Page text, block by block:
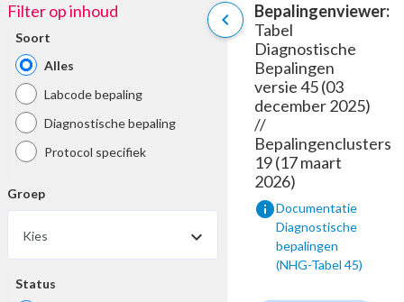
chevron_left
Filter op inhoud
Soort
Alles
Labcode bepaling
Diagnostische bepaling
Protocol specifiek
Groep
Kies
Status
Bepalingenviewer:
Tabel
Diagnostische
Bepalingen
versie 45 (03
december 2025)
//
Bepalingenclusters
19 (17 maart
2026)
infoDocumentatie
Diagnostische
bepalingen
(NHG-Tabel 45)